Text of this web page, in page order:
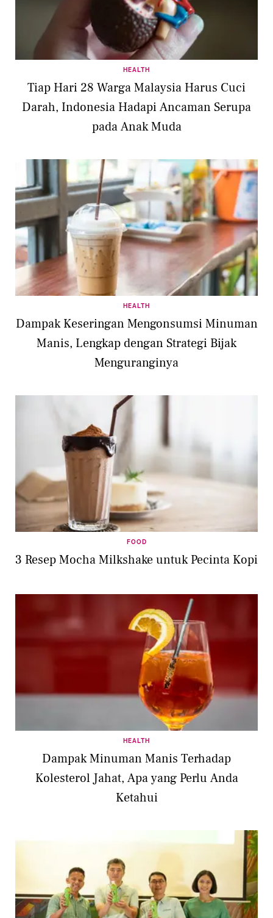
HEALTH
Tiap Hari 28 Warga Malaysia Harus Cuci
Darah, Indonesia Hadapi Ancaman Serupa
pada Anak Muda
HEALTH
Dampak Keseringan Mengonsumsi Minuman
Manis, Lengkap dengan Strategi Bijak
Menguranginya
FOOD
3 Resep Mocha Milkshake untuk Pecinta Kopi
HEALTH
Dampak Minuman Manis Terhadap
Kolesterol Jahat, Apa yang Perlu Anda
Ketahui